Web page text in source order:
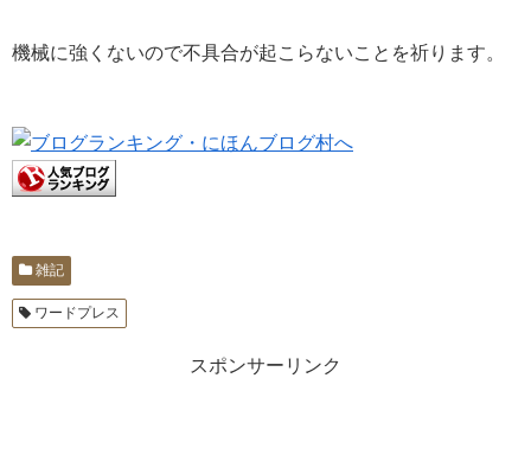
機械に強くないので不具合が起こらないことを祈ります。
雑記
ワードプレス
スポンサーリンク